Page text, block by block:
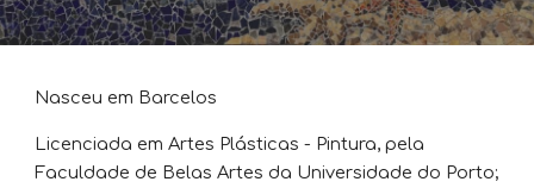
Nasceu em Barcelos
Licenciada em Artes Plásticas - Pintura, pela
Faculdade de Belas Artes da Universidade do Porto;